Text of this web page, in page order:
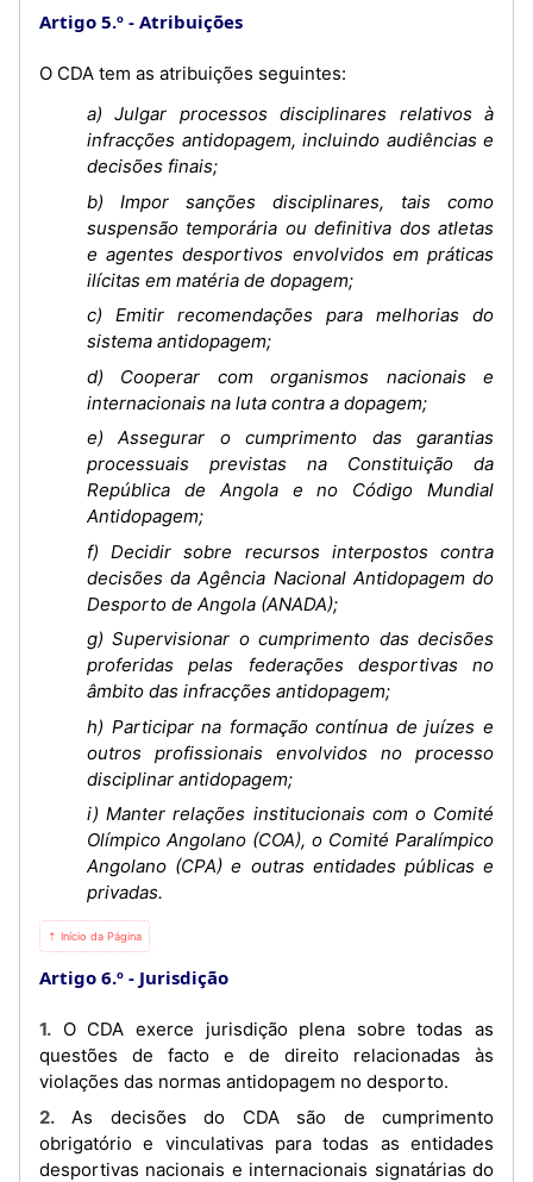
Artigo 5.º Atribuições
O CDA tem as atribuições seguintes:
a) Julgar processos disciplinares relativos à
infracções antidopagem, incluindo audiências e
decisões finais;
b) Impor sanções disciplinares, tais como
suspensão temporária ou definitiva dos atletas
e agentes desportivos envolvidos em práticas
ilícitas em matéria de dopagem;
c) Emitir recomendações para melhorias do
sistema antidopagem;
d) Cooperar com organismos nacionais e
internacionais na luta contra a dopagem;
e) Assegurar o cumprimento das garantias
processuais previstas na Constituição da
República de Angola e no Código Mundial
Antidopagem;
f) Decidir sobre recursos interpostos contra
decisões da Agência Nacional Antidopagem do
Desporto de Angola (ANADA);
g) Supervisionar o cumprimento das decisões
proferidas pelas federações desportivas no
âmbito das infracções antidopagem;
h) Participar na formação contínua de juízes e
outros profissionais envolvidos no processo
disciplinar antidopagem;
i) Manter relações institucionais com o Comité
Olímpico Angolano (COA), o Comité Paralímpico
Angolano (CPA) e outras entidades públicas e
privadas.
⇡ Início da Página
Artigo 6.º Jurisdição
1. O CDA exerce jurisdição plena sobre todas as
questões de facto e de direito relacionadas às
violações das normas antidopagem no desporto.
2. As decisões do CDA são de cumprimento
obrigatório e vinculativas para todas as entidades
desportivas nacionais e internacionais signatárias do